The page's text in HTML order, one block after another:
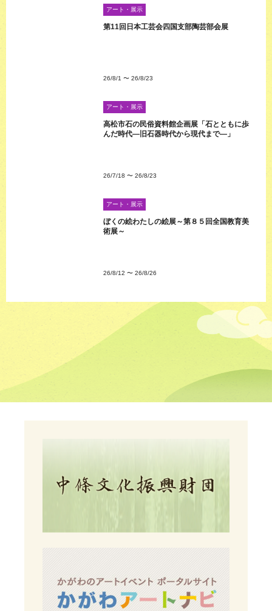
アート・展示
第11回日本工芸会四国支部陶芸部会展
26/8/1 〜 26/8/23
アート・展示
高松市石の民俗資料館企画展「石とともに歩
んだ時代―旧石器時代から現代まで―」
26/7/18 〜 26/8/23
アート・展示
ぼくの絵わたしの絵展～第８５回全国教育美
術展～
26/8/12 〜 26/8/26